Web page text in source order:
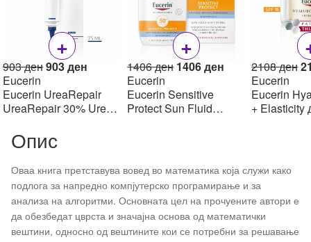
+
903денOriginal
was:
903 ден.
903ден
is:
903 ден.
Eucerin
Eucerin UreaRepair
UreaRepair 30% Urea
30% уреа 75 мл
+
1406ден Original
was:
1406 ден.
1406ден Current
1406 ден.
Eucerin
Eucerin Sensitive
Protect Sun Fluid
2108ден
Eucerin
Eucerin
+ Elasticity
Опис
Оваа книга претставува вовед во математика која служи како
подлога за напредно компјутерско програмирање и за
анализа на алгоритми. Основната цел на прочуените автори е
да обезбедат цврста и значајна основа од математички
вештини, односно од вештините кои се потребни за решавање